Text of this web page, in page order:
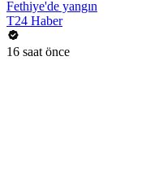
Fethiye'de yangın
T24 Haber
16 saat önce